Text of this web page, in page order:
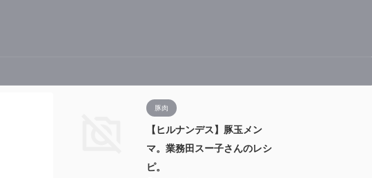
豚肉
【ヒルナンデス】豚玉メン
マ。業務田スー子さんのレシ
ピ。